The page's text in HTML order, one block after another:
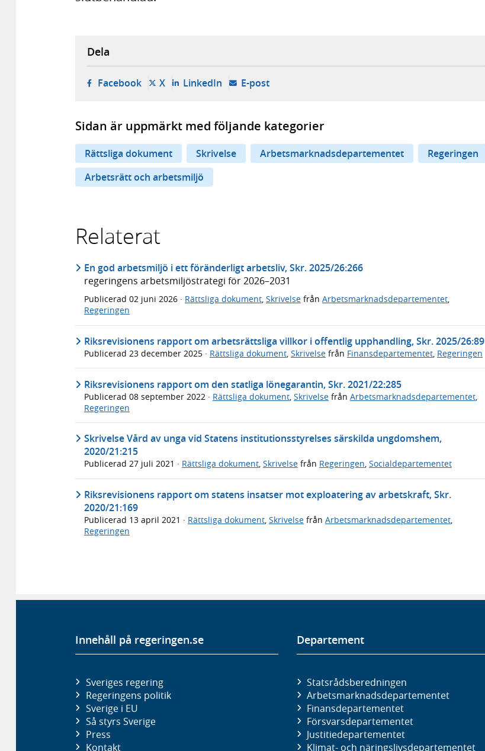
Dela
Facebook- öppnas i ny flik, extern webbplats,
X- öppnas i ny flik, extern webbplats,
LinkedIn- öppnas i ny flik, extern webbplats,
E-post- öppnar din e-postklient,
Sidan är uppmärkt med följande kategorier
Rättsliga dokument Skrivelse Arbetsmarknadsdepartementet
Regeringen
Arbetsrätt och arbetsmiljö
Relaterat
En god arbetsmiljö i ett föränderligt arbetsliv, Skr. 2025/26:266
regeringens arbetsmiljöstrategi för 2026–2031
Publicerad 02 juni 2026 · Rättsliga dokument, Skrivelse från Arbetsmarknadsdepartementet,
Regeringen
Riksrevisionens rapport om arbetsrättsliga villkor i offentlig upphandling, Skr. 2025/26:89
Publicerad 23 december 2025 · Rättsliga dokument, Skrivelse från Finansdepartementet, Regeringen
Riksrevisionens rapport om den statliga lönegarantin, Skr. 2021/22:285
Publicerad 08 september 2022 · Rättsliga dokument Skrivelse från Arbetsmarknadsdepartementet
Regeringen
Skrivelse Vård av unga vid Statens institutionsstyrelses särskilda ungdomshem,
2020/21:215
Publicerad 27 juli 2021 · Rättsliga dokument, Skrivelse från Regeringen, Socialdepartementet
Riksrevisionens rapport om statens insatser mot exploatering av arbetskraft, Skr.
2020/21:169
Publicerad 13 april 2021 · Rättsliga dokument, Skrivelse från Arbetsmarknadsdepartementet,
Regeringen
Innehåll på regeringen.se
Sveriges regering
Regeringens politik
Sverige i EU
Så styrs Sverige
Press
Kontakt
Departement
Statsrådsberedningen
Arbetsmarknads­departementet
Finans­departementet
Försvars­departementet
Justitie­departementet
Klimat- och näringslivs­departementet